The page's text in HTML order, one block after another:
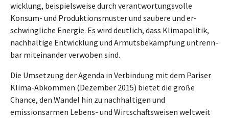
wicklung, bei­spiels­weise durch ver­ant­wortungs­volle
Konsum- und Pro­duktions­muster und saubere und er­
schwingliche Energie. Es wird deutlich, dass Klima­politik,
nach­haltige Ent­wicklung und Armuts­be­kämpfung un­trenn­
bar mit­ein­ander verwoben sind.
Die Umsetzung der Agenda in Verbindung mit dem Pariser
Klima-Abkommen (Dezember 2015) bietet die große
Chance, den Wandel hin zu nachhaltigen und
emissionsarmen Lebens- und Wirtschaftsweisen weltweit